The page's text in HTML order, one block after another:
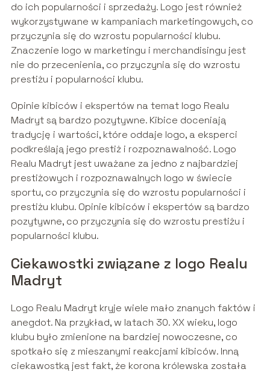
do ich popularności i sprzedaży. Logo jest również
wykorzystywane w kampaniach marketingowych, co
przyczynia się do wzrostu popularności klubu.
Znaczenie logo w marketingu i merchandisingu jest
nie do przecenienia, co przyczynia się do wzrostu
prestiżu i popularności klubu.
Opinie kibiców i ekspertów na temat logo Realu
Madryt są bardzo pozytywne. Kibice doceniają
tradycję i wartości, które oddaje logo, a eksperci
podkreślają jego prestiż i rozpoznawalność. Logo
Realu Madryt jest uważane za jedno z najbardziej
prestiżowych i rozpoznawalnych logo w świecie
sportu, co przyczynia się do wzrostu popularności i
prestiżu klubu. Opinie kibiców i ekspertów są bardzo
pozytywne, co przyczynia się do wzrostu prestiżu i
popularności klubu.
Ciekawostki związane z logo Realu
Madryt
Logo Realu Madryt kryje wiele mało znanych faktów i
anegdot. Na przykład, w latach 30. XX wieku, logo
klubu było zmienione na bardziej nowoczesne, co
spotkało się z mieszanymi reakcjami kibiców. Inną
ciekawostką jest fakt, że korona królewska została